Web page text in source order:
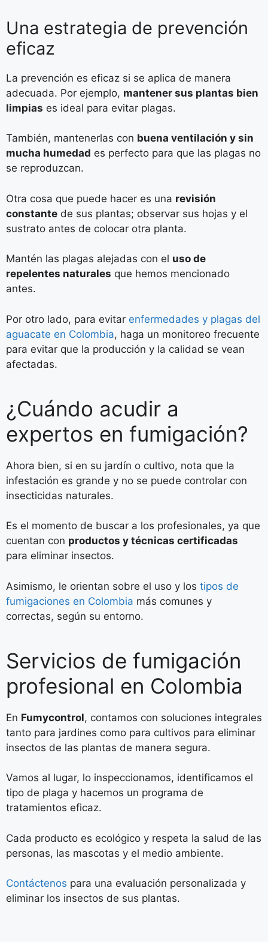
Una estrategia de prevención
eficaz
La prevención es eficaz si se aplica de manera
adecuada. Por ejemplo, mantener sus plantas bien
limpias es ideal para evitar plagas.
También, mantenerlas con buena ventilación y sin
mucha humedad es perfecto para que las plagas no
se reproduzcan.
Otra cosa que puede hacer es una revisión
constante de sus plantas; observar sus hojas y el
sustrato antes de colocar otra planta.
Mantén las plagas alejadas con el uso de
repelentes naturales que hemos mencionado
antes.
Por otro lado, para evitar enfermedades y plagas del
aguacate en Colombia, haga un monitoreo frecuente
para evitar que la producción y la calidad se vean
afectadas.
¿Cuándo acudir a
expertos en fumigación?
Ahora bien, si en su jardín o cultivo, nota que la
infestación es grande y no se puede controlar con
insecticidas naturales.
Es el momento de buscar a los profesionales, ya que
cuentan con productos y técnicas certificadas
para eliminar insectos.
Asimismo, le orientan sobre el uso y los tipos de
fumigaciones en Colombia más comunes y
correctas, según su entorno.
Servicios de fumigación
profesional en Colombia
En Fumycontrol, contamos con soluciones integrales
tanto para jardines como para cultivos para eliminar
insectos de las plantas de manera segura.
Vamos al lugar, lo inspeccionamos, identificamos el
tipo de plaga y hacemos un programa de
tratamientos eficaz.
Cada producto es ecológico y respeta la salud de las
personas, las mascotas y el medio ambiente.
Contáctenos para una evaluación personalizada y
eliminar los insectos de sus plantas.